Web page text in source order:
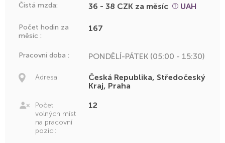
Čistá mzda: 36 - 38 CZK za měsíc UAH
Počet hodin za
měsíc :
167
Pracovní doba : PONDĚLÍ-PÁTEK (05:00 - 15:30)
Adresa:
Česká Republika, Středočeský
Kraj, Praha
Počet
volných míst
na pracovní
pozici:
12